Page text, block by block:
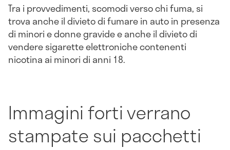
Tra i provvedimenti, scomodi verso chi fuma, si
trova anche il divieto di fumare in auto in presenza
di minori e donne gravide e anche il divieto di
vendere sigarette elettroniche contenenti
nicotina ai minori di anni 18.
Immagini forti verrano
stampate sui pacchetti